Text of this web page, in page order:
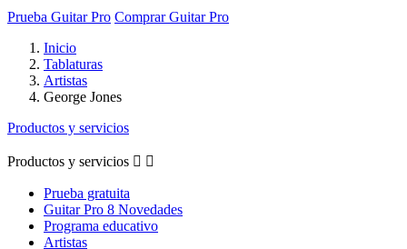
Prueba Guitar Pro Comprar Guitar Pro
Inicio
Tablaturas
Artistas
George Jones
Productos y servicios
Productos y servicios  
Prueba gratuita
Guitar Pro 8 Novedades
Programa educativo
Artistas